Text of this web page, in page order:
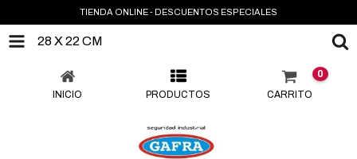
TIENDA ONLINE - DESCUENTOS ESPECIALES
28 X 22 CM
INICIO PRODUCTOS CARRITO
0